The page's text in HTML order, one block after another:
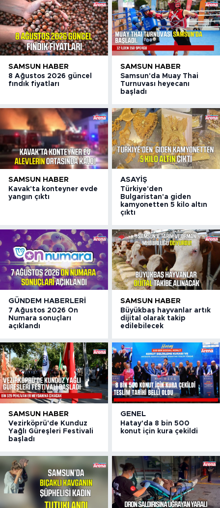
SAMSUN HABER
8 Ağustos 2026 güncel
fındık fiyatları
SAMSUN HABER
Samsun'da Muay Thai
Turnuvası heyecanı
başladı
SAMSUN HABER
Kavak'ta konteyner evde
yangın çıktı
ASAYIŞ
Türkiye'den
Bulgaristan'a giden
kamyonetten 5 kilo altın
çıktı
GÜNDEM HABERLERI
7 Ağustos 2026 On
Numara sonuçları
açıklandı
SAMSUN HABER
Büyükbaş hayvanlar artık
dijital olarak takip
edilebilecek
SAMSUN HABER
Vezirköprü'de Kunduz
Yağlı Güreşleri Festivali
başladı
GENEL
Hatay'da 8 bin 500
konut için kura çekildi